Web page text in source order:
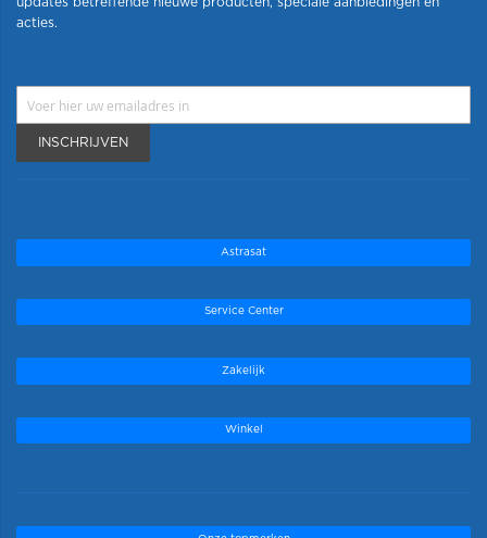
acties.
INSCHRIJVEN
Astrasat
Service Center
Zakelijk
Winkel